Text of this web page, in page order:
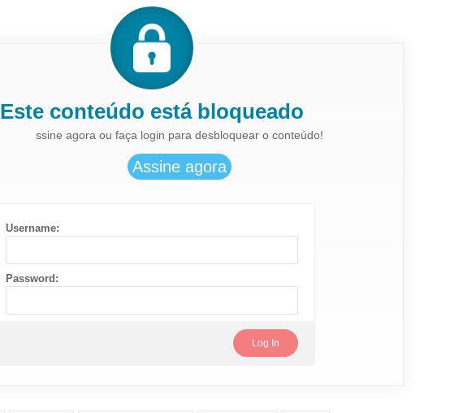
Este conteúdo está bloqueado
ssine agora ou faça login para desbloquear o conteúdo!
Username:
Password: